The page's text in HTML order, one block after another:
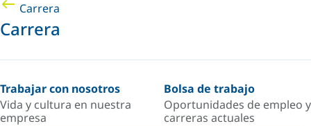
Carrera
Carrera
Trabajar con nosotros
Vida y cultura en nuestra
empresa
Bolsa de trabajo
Oportunidades de empleo y
carreras actuales